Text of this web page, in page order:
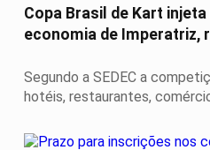
Copa Brasil de Kart
economia de Imperatriz,
Segundo a SEDEC a
hotéis, restaurantes,